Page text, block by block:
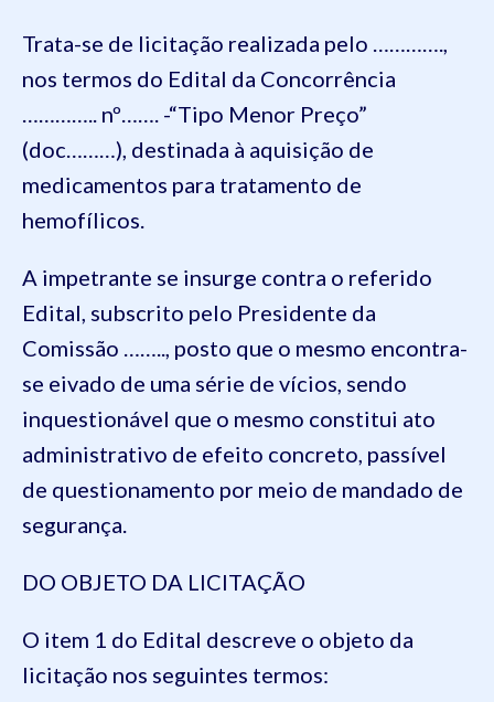
Trata-se de licitação realizada pelo ………….,
nos termos do Edital da Concorrência
………….. nº……. -“Tipo Menor Preço”
(doc………), destinada à aquisição de
medicamentos para tratamento de
hemofílicos.
A impetrante se insurge contra o referido
Edital, subscrito pelo Presidente da
Comissão …….., posto que o mesmo encontra-
se eivado de uma série de vícios, sendo
inquestionável que o mesmo constitui ato
administrativo de efeito concreto, passível
de questionamento por meio de mandado de
segurança.
DO OBJETO DA LICITAÇÃO
O item 1 do Edital descreve o objeto da
licitação nos seguintes termos: